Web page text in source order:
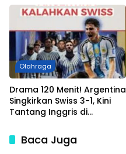
Dunia 2026
Olahraga
Drama 120 Menit! Argentina
Singkirkan Swiss 3-1, Kini
Tantang Inggris di
Baca Juga